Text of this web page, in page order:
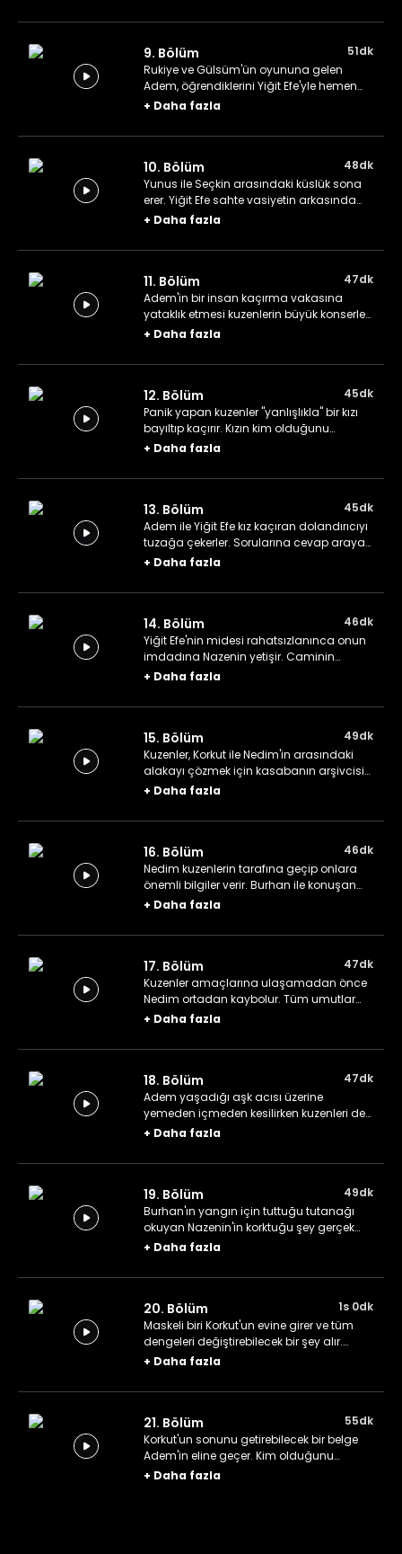
yüzünden Yiğit Efe'nin hayatının tehlikede
9. Bölüm
51dk
Rukiye ve Gülsüm'ün oyununa gelen
Adem, öğrendiklerini Yiğit Efe'yle hemen
paylaşmak istemez. Yunus
hissetmeye başlar.
+ Daha fazla
10. Bölüm
48dk
Yunus ile Seçkin arasındaki küslük sona
erer. Yiğit Efe sahte vasiyetin arkasında
kimin parmağı olduğunu araştırır.
+ Daha fazla
11. Bölüm
47dk
Adem'in bir insan kaçırma vakasına
yataklık etmesi kuzenlerin büyük konserleri
öncesinde tüm konsantrasyonlarını
+ Daha fazla
12. Bölüm
45dk
Panik yapan kuzenler "yanlışlıkla" bir kızı
bayıltıp kaçırır. Kızın kim olduğunu
öğrendiklerindeyse şaşkınlıkları daha da
+ Daha fazla
13. Bölüm
45dk
Adem ile Yiğit Efe kız kaçıran dolandırıcıyı
tuzağa çekerler. Sorularına cevap arayan
Nazenin, eski caminin orada karşılaştığı
+ Daha fazla
14. Bölüm
46dk
Yiğit Efe'nin midesi rahatsızlanınca onun
imdadına Nazenin yetişir. Caminin
arazisini Korkut'un aldığını öğrenen ve
ayağa kaldırmaya çalışır.
+ Daha fazla
15. Bölüm
49dk
Kuzenler, Korkut ile Nedim'in arasındaki
alakayı çözmek için kasabanın arşivcisi
olan Fehmi amcaya danışırlar.
+ Daha fazla
16. Bölüm
46dk
Nedim kuzenlerin tarafına geçip onlara
önemli bilgiler verir. Burhan ile konuşan
Nazenin ise babası hakkında şok edici bir
+ Daha fazla
17. Bölüm
47dk
Kuzenler amaçlarına ulaşamadan önce
Nedim ortadan kaybolur. Tüm umutlar
tükenmiş gibi görünürken Yiğit Efe'nin
+ Daha fazla
18. Bölüm
47dk
Adem yaşadığı aşk acısı üzerine
yemeden içmeden kesilirken kuzenleri de
onun hâline üzülür. Korkut, kendine yeni bir
+ Daha fazla
19. Bölüm
49dk
Burhan'ın yangın için tuttuğu tutanağı
okuyan Nazenin'in korktuğu şey gerçek
olur. Korkut, kuzenlerin ona oynadığı
+ Daha fazla
20. Bölüm
1s 0dk
Maskeli biri Korkut'un evine girer ve tüm
dengeleri değiştirebilecek bir şey alır.
Planları altüst olan kuzenler, sıradaki
+ Daha fazla
21. Bölüm
55dk
Korkut'un sonunu getirebilecek bir belge
Adem'in eline geçer. Kim olduğunu
bilmediği birinin tehditlerine maruz kalan
+ Daha fazla